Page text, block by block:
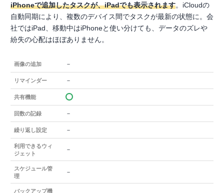
iPhoneで追加したタスクが、iPadでも表示されます。iCloudの
自動同期により、複数のデバイス間でタスクが最新の状態に。会
社ではiPad、移動中はiPhoneと使い分けても、データのズレや
紛失の心配はほぼありません。
画像の追加 －
リマインダー －
共有機能
回数の記録 －
繰り返し設定 －
利用できるウィ
ジェット
－
スケジュール管
理
－
バックアップ機